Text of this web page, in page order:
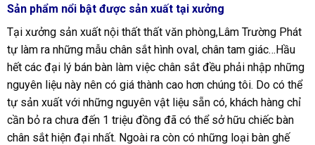
Sản phẩm nổi bật được sản xuất tại xưởng
Tại xưởng sản xuất nội thất thất văn phòng,Lâm Trường Phát
tự làm ra những mẫu chân sắt hình oval, chân tam giác…Hầu
hết các đại lý bán bàn làm việc chân sắt đều phải nhập những
nguyên liệu này nên có giá thành cao hơn chúng tôi. Do có thể
tự sản xuất với những nguyên vật liệu sẵn có, khách hàng chỉ
cần bỏ ra chưa đến 1 triệu đồng đã có thể sở hữu chiếc bàn
chân sắt hiện đại nhất. Ngoài ra còn có những loại bàn ghế